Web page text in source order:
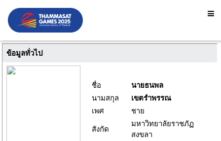
ข้อมูลทั่วไป
ชื่อ
นายธนพล
นามสกุล
เขตรำพรรณ
เพศ
ชาย
สังกัด
มหาวิทยาลัยราชภัฏ
สงขลา